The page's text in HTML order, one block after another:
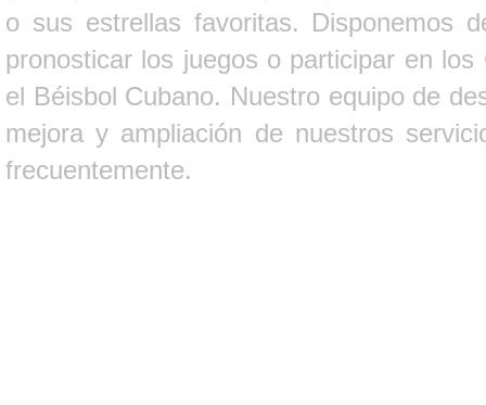
o sus estrellas favoritas. Disponemos
pronosticar los juegos o participar en
el Béisbol Cubano. Nuestro equipo de
mejora y ampliación de nuestros
frecuentemente.